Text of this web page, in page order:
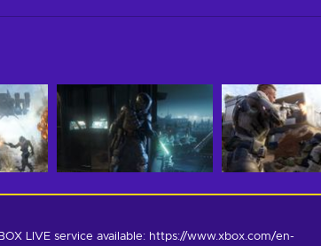
LIVE service available: https://www.xbox.com/en-